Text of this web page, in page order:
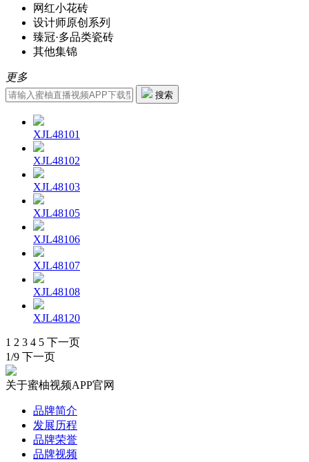
网红小花砖
设计师原创系列
臻冠·多品类瓷砖
其他集锦
更多
搜索
XJL48101
XJL48102
XJL48103
XJL48105
XJL48106
XJL48107
XJL48108
XJL48120
1 2 3 4 5 下一页
1/9 下一页
关于蜜柚视频APP官网
品牌简介
发展历程
品牌荣誉
品牌视频